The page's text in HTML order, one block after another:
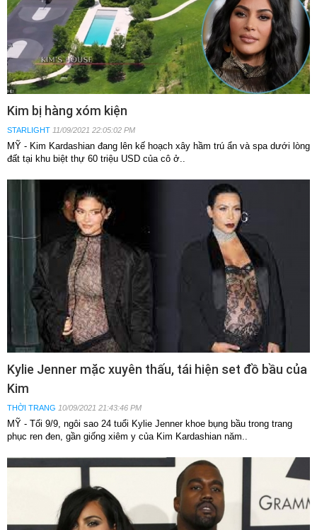
Kim bị hàng xóm kiện
STARLIGHT 11/09/2021 22:05:02 PM
MỸ - Kim Kardashian đang lên kế hoạch xây hầm trú ẩn và spa dưới lòng
đất tại khu biệt thự 60 triệu USD của cô ở..
Kylie Jenner mặc xuyên thấu, tái hiện set đồ bầu của
Kim
THỜI TRANG 10/09/2021 21:43:46 PM
MỸ - Tối 9/9, ngôi sao 24 tuổi Kylie Jenner khoe bụng bầu trong trang
phục ren đen, gần giống xiêm y của Kim Kardashian năm..